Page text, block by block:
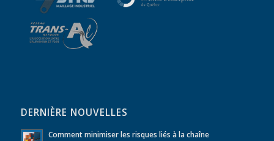
DERNIÈRE NOUVELLES
Comment minimiser les risques liés à la chaîne